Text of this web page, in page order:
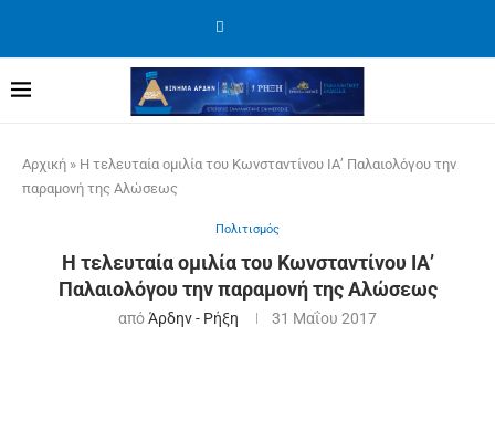
Αρχική » Η τελευταία ομιλία του Κωνσταντίνου ΙΑ’ Παλαιολόγου την
παραμονή της Αλώσεως
Πολιτισμός
Η τελευταία ομιλία του Κωνσταντίνου ΙΑ’
Παλαιολόγου την παραμονή της Αλώσεως
απόΆρδην - Ρήξη 31 Μαΐου 2017